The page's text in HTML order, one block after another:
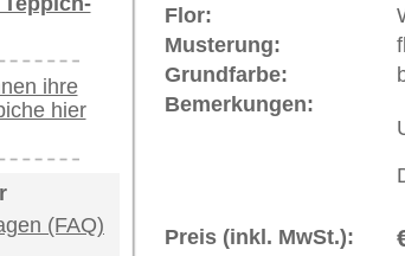
Teppiche.tv - große moderne Teppiche |
riesige Auswahl
USA / Canada: +1 646-688-1335
Impressum | Kontakt|